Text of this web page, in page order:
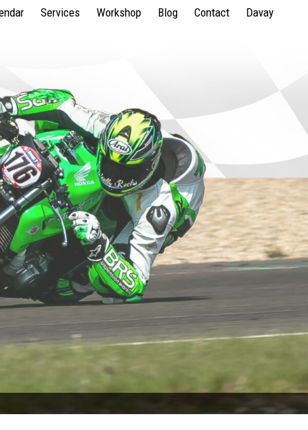
Services Workshop Blog Contact Davay